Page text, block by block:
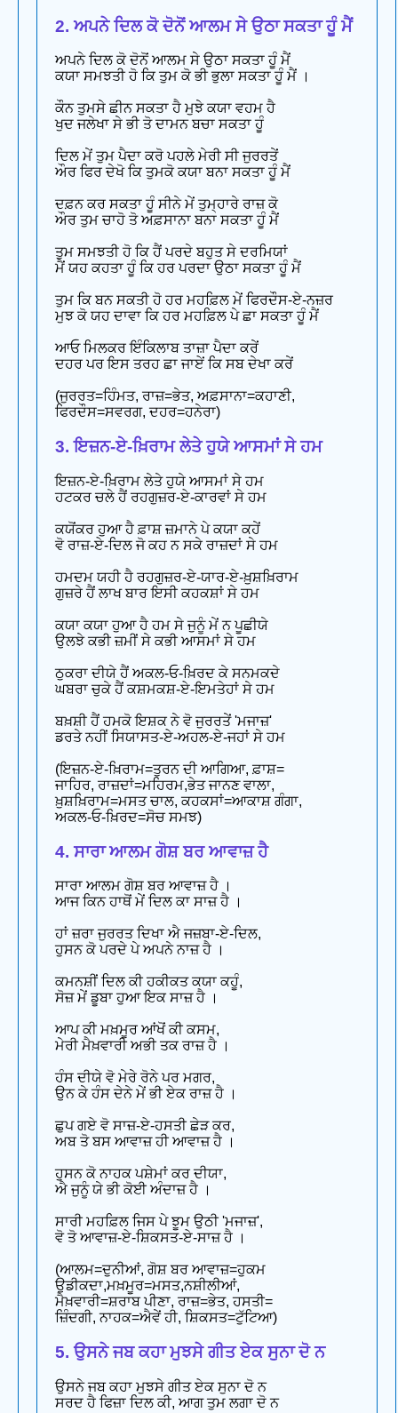
2. ਅਪਨੇ ਦਿਲ ਕੋ ਦੋਨੋਂ ਆਲਮ ਸੇ ਉਠਾ ਸਕਤਾ ਹੂੰ ਮੈਂ
ਅਪਨੇ ਦਿਲ ਕੋ ਦੋਨੋਂ ਆਲਮ ਸੇ ਉਠਾ ਸਕਤਾ ਹੂੰ ਮੈਂ
ਕਯਾ ਸਮਝਤੀ ਹੋ ਕਿ ਤੁਮ ਕੋ ਭੀ ਭੁਲਾ ਸਕਤਾ ਹੂੰ ਮੈਂ ।
ਕੌਨ ਤੁਮਸੇ ਛੀਨ ਸਕਤਾ ਹੈ ਮੁਝੇ ਕਯਾ ਵਹਮ ਹੈ
ਖੁਦ ਜਲੇਖਾ ਸੇ ਭੀ ਤੋ ਦਾਮਨ ਬਚਾ ਸਕਤਾ ਹੂੰ
ਦਿਲ ਮੇਂ ਤੁਮ ਪੈਦਾ ਕਰੋ ਪਹਲੇ ਮੇਰੀ ਸੀ ਜੁਰਰਤੇਂ
ਔਰ ਫਿਰ ਦੇਖੋ ਕਿ ਤੁਮਕੋ ਕਯਾ ਬਨਾ ਸਕਤਾ ਹੂੰ ਮੈਂ
ਦਫ਼ਨ ਕਰ ਸਕਤਾ ਹੂੰ ਸੀਨੇ ਮੇਂ ਤੁਮ੍ਹਾਰੇ ਰਾਜ਼ ਕੋ
ਔਰ ਤੁਮ ਚਾਹੋ ਤੋ ਅਫ਼ਸਾਨਾ ਬਨਾ ਸਕਤਾ ਹੂੰ ਮੈਂ
ਤੁਮ ਸਮਝਤੀ ਹੋ ਕਿ ਹੈਂ ਪਰਦੇ ਬਹੁਤ ਸੇ ਦਰਮਿਯਾਂ
ਮੈਂ ਯਹ ਕਹਤਾ ਹੂੰ ਕਿ ਹਰ ਪਰਦਾ ਉਠਾ ਸਕਤਾ ਹੂੰ ਮੈਂ
ਤੁਮ ਕਿ ਬਨ ਸਕਤੀ ਹੋ ਹਰ ਮਹਫ਼ਿਲ ਮੇਂ ਫਿਰਦੌਸ-ਏ-ਨਜ਼ਰ
ਮੁਝ ਕੋ ਯਹ ਦਾਵਾ ਕਿ ਹਰ ਮਹਫ਼ਿਲ ਪੇ ਛਾ ਸਕਤਾ ਹੂੰ ਮੈਂ
ਆਓ ਮਿਲਕਰ ਇੰਕਿਲਾਬ ਤਾਜ਼ਾ ਪੈਦਾ ਕਰੇਂ
ਦਹਰ ਪਰ ਇਸ ਤਰਹ ਛਾ ਜਾਏਂ ਕਿ ਸਬ ਦੇਖਾ ਕਰੇਂ
(ਜੁਰਰਤ=ਹਿੰਮਤ, ਰਾਜ਼=ਭੇਤ, ਅਫ਼ਸਾਨਾ=ਕਹਾਣੀ,
ਫਿਰਦੌਸ=ਸਵਰਗ, ਦਹਰ=ਹਨੇਰਾ)
3. ਇਜ਼ਨ-ਏ-ਖ਼ਿਰਾਮ ਲੇਤੇ ਹੁਯੇ ਆਸਮਾਂ ਸੇ ਹਮ
ਇਜ਼ਨ-ਏ-ਖ਼ਿਰਾਮ ਲੇਤੇ ਹੁਯੇ ਆਸਮਾਂ ਸੇ ਹਮ
ਹਟਕਰ ਚਲੇ ਹੈਂ ਰਹਗੁਜ਼ਰ-ਏ-ਕਾਰਵਾਂ ਸੇ ਹਮ
ਕਯੋਂਕਰ ਹੁਆ ਹੈ ਫ਼ਾਸ਼ ਜ਼ਮਾਨੇ ਪੇ ਕਯਾ ਕਹੇਂ
ਵੋ ਰਾਜ਼-ਏ-ਦਿਲ ਜੋ ਕਹ ਨ ਸਕੇ ਰਾਜ਼ਦਾਂ ਸੇ ਹਮ
ਹਮਦਮ ਯਹੀ ਹੈ ਰਹਗੁਜ਼ਰ-ਏ-ਯਾਰ-ਏ-ਖ਼ੁਸ਼ਖ਼ਿਰਾਮ
ਗੁਜ਼ਰੇ ਹੈਂ ਲਾਖ ਬਾਰ ਇਸੀ ਕਹਕਸ਼ਾਂ ਸੇ ਹਮ
ਕਯਾ ਕਯਾ ਹੁਆ ਹੈ ਹਮ ਸੇ ਜੁਨੂੰ ਮੇਂ ਨ ਪੂਛੀਯੇ
ਉਲਝੇ ਕਭੀ ਜ਼ਮੀਂ ਸੇ ਕਭੀ ਆਸਮਾਂ ਸੇ ਹਮ
ਠੁਕਰਾ ਦੀਯੇ ਹੈਂ ਅਕਲ-ਓ-ਖ਼ਿਰਦ ਕੇ ਸਨਮਕਦੇ
ਘਬਰਾ ਚੁਕੇ ਹੈਂ ਕਸ਼ਮਕਸ਼-ਏ-ਇਮਤੇਹਾਂ ਸੇ ਹਮ
ਬਖ਼ਸ਼ੀ ਹੈਂ ਹਮਕੋ ਇਸ਼ਕ ਨੇ ਵੋ ਜੁਰਰਤੇਂ 'ਮਜਾਜ਼'
ਡਰਤੇ ਨਹੀਂ ਸਿਯਾਸਤ-ਏ-ਅਹਲ-ਏ-ਜਹਾਂ ਸੇ ਹਮ
(ਇਜ਼ਨ-ਏ-ਖ਼ਿਰਾਮ=ਤੁਰਨ ਦੀ ਆਗਿਆ, ਫ਼ਾਸ਼=
ਜਾਹਿਰ, ਰਾਜ਼ਦਾਂ=ਮਹਿਰਮ,ਭੇਤ ਜਾਨਣ ਵਾਲਾ,
ਖ਼ੁਸ਼ਖ਼ਿਰਾਮ=ਮਸਤ ਚਾਲ, ਕਹਕਸਾਂ=ਆਕਾਸ਼ ਗੰਗਾ,
ਅਕਲ-ਓ-ਖ਼ਿਰਦ=ਸੋਚ ਸਮਝ)
4. ਸਾਰਾ ਆਲਮ ਗੋਸ਼ ਬਰ ਆਵਾਜ਼ ਹੈ
ਸਾਰਾ ਆਲਮ ਗੋਸ਼ ਬਰ ਆਵਾਜ਼ ਹੈ ।
ਆਜ ਕਿਨ ਹਾਥੋਂ ਮੇਂ ਦਿਲ ਕਾ ਸਾਜ਼ ਹੈ ।
ਹਾਂ ਜ਼ਰਾ ਜੁਰਰਤ ਦਿਖਾ ਐ ਜਜ਼ਬਾ-ਏ-ਦਿਲ,
ਹੁਸਨ ਕੋ ਪਰਦੇ ਪੇ ਅਪਨੇ ਨਾਜ਼ ਹੈ ।
ਕਮਨਸ਼ੀਂ ਦਿਲ ਕੀ ਹਕੀਕਤ ਕਯਾ ਕਹੂੰ,
ਸੋਜ਼ ਮੇਂ ਡੂਬਾ ਹੁਆ ਇਕ ਸਾਜ਼ ਹੈ ।
ਆਪ ਕੀ ਮਖ਼ਮੂਰ ਆਂਖੋਂ ਕੀ ਕਸਮ,
ਮੇਰੀ ਮੈਖ਼ਵਾਰੀ ਅਭੀ ਤਕ ਰਾਜ਼ ਹੈ ।
ਹੰਸ ਦੀਯੇ ਵੋ ਮੇਰੇ ਰੋਨੇ ਪਰ ਮਗਰ,
ਉਨ ਕੇ ਹੰਸ ਦੇਨੇ ਮੇਂ ਭੀ ਏਕ ਰਾਜ਼ ਹੈ ।
ਛੁਪ ਗਏ ਵੋ ਸਾਜ਼-ਏ-ਹਸਤੀ ਛੇੜ ਕਰ,
ਅਬ ਤੋ ਬਸ ਆਵਾਜ਼ ਹੀ ਆਵਾਜ਼ ਹੈ ।
ਹੁਸਨ ਕੋ ਨਾਹਕ ਪਸ਼ੇਮਾਂ ਕਰ ਦੀਯਾ,
ਐ ਜੁਨੂੰ ਯੇ ਭੀ ਕੋਈ ਅੰਦਾਜ਼ ਹੈ ।
ਸਾਰੀ ਮਹਫ਼ਿਲ ਜਿਸ ਪੇ ਝੂਮ ਉਠੀ 'ਮਜਾਜ਼',
ਵੋ ਤੋ ਆਵਾਜ਼-ਏ-ਸ਼ਿਕਸਤ-ਏ-ਸਾਜ਼ ਹੈ ।
(ਆਲਮ=ਦੁਨੀਆਂ, ਗੋਸ਼ ਬਰ ਆਵਾਜ਼=ਹੁਕਮ
ਉਡੀਕਦਾ,ਮਖ਼ਮੂਰ=ਮਸਤ,ਨਸ਼ੀਲੀਆਂ,
ਮੈਖ਼ਵਾਰੀ=ਸ਼ਰਾਬ ਪੀਣਾ, ਰਾਜ਼=ਭੇਤ, ਹਸਤੀ=
ਜ਼ਿੰਦਗੀ, ਨਾਹਕ=ਐਵੇਂ ਹੀ, ਸ਼ਿਕਸਤ=ਟੁੱਟਿਆ)
5. ਉਸਨੇ ਜਬ ਕਹਾ ਮੁਝਸੇ ਗੀਤ ਏਕ ਸੁਨਾ ਦੋ ਨ
ਉਸਨੇ ਜਬ ਕਹਾ ਮੁਝਸੇ ਗੀਤ ਏਕ ਸੁਨਾ ਦੋ ਨ
ਸਰਦ ਹੈ ਫਿਜ਼ਾ ਦਿਲ ਕੀ, ਆਗ ਤੁਮ ਲਗਾ ਦੋ ਨ